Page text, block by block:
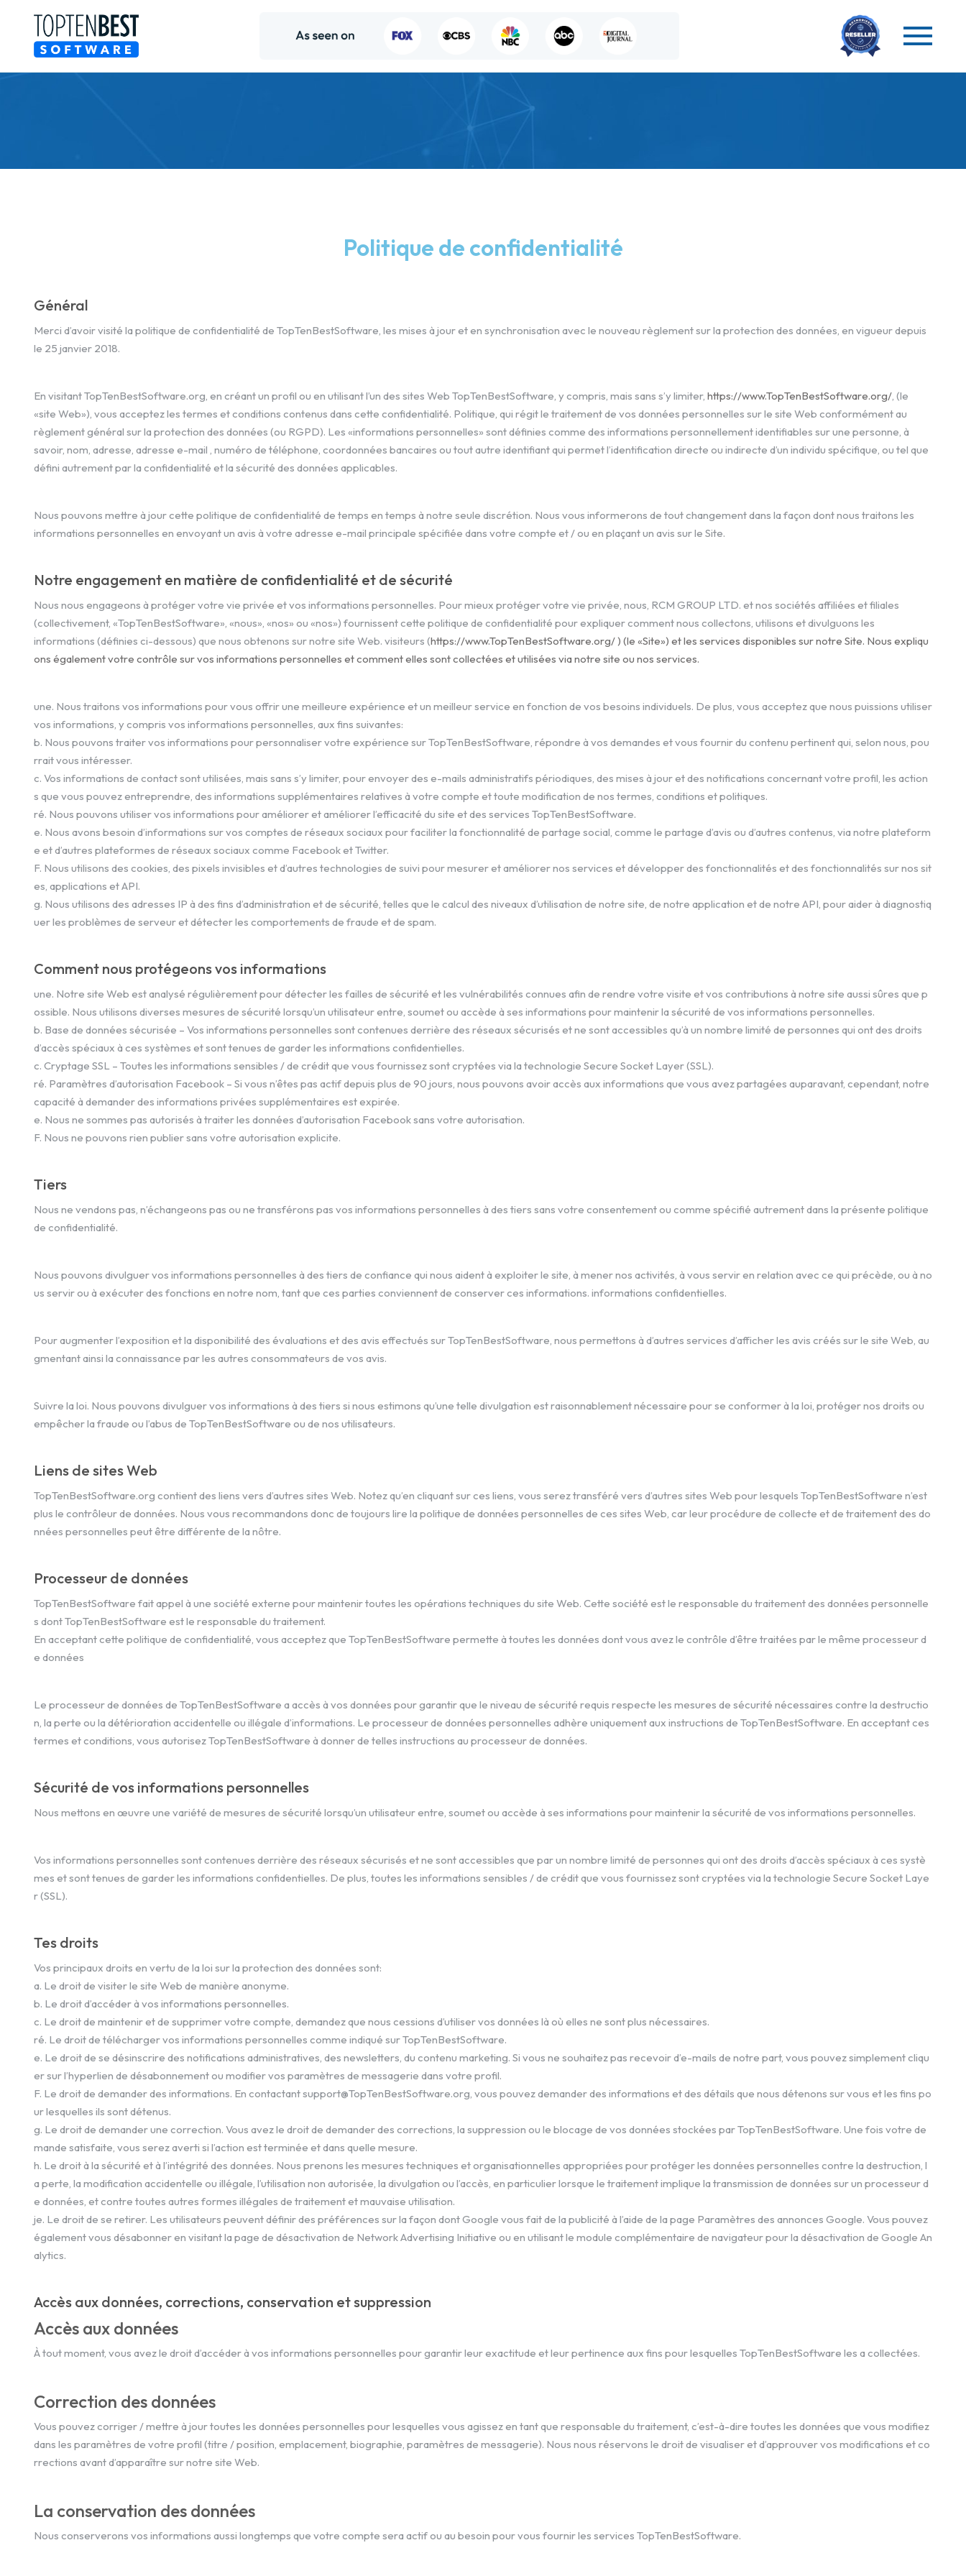
Politique de confidentialité
Général
Merci d’avoir visité la politique de confidentialité de TopTenBestSoftware, les mises à jour et en synchronisation avec le nouveau règlement sur la protection des données, en vigueur depuis
le 25 janvier 2018.
En visitant TopTenBestSoftware.org, en créant un profil ou en utilisant l’un des sites Web TopTenBestSoftware, y compris, mais sans s’y limiter, https://www.TopTenBestSoftware.org/, (le
«site Web»), vous acceptez les termes et conditions contenus dans cette confidentialité. Politique, qui régit le traitement de vos données personnelles sur le site Web conformément au
règlement général sur la protection des données (ou RGPD). Les «informations personnelles» sont définies comme des informations personnellement identifiables sur une personne, à
savoir, nom, adresse, adresse e-mail , numéro de téléphone, coordonnées bancaires ou tout autre identifiant qui permet l’identification directe ou indirecte d’un individu spécifique, ou tel que
défini autrement par la confidentialité et la sécurité des données applicables.
Nous pouvons mettre à jour cette politique de confidentialité de temps en temps à notre seule discrétion. Nous vous informerons de tout changement dans la façon dont nous traitons les
informations personnelles en envoyant un avis à votre adresse e-mail principale spécifiée dans votre compte et / ou en plaçant un avis sur le Site.
Notre engagement en matière de confidentialité et de sécurité
Nous nous engageons à protéger votre vie privée et vos informations personnelles. Pour mieux protéger votre vie privée, nous, RCM GROUP LTD. et nos sociétés affiliées et filiales
(collectivement, «TopTenBestSoftware», «nous», «nos» ou «nos») fournissent cette politique de confidentialité pour expliquer comment nous collectons, utilisons et divulguons les
informations (définies ci-dessous) que nous obtenons sur notre site Web. visiteurs (https://www.TopTenBestSoftware.org/ ) (le «Site») et les services disponibles sur notre Site. Nous expliqu
ons également votre contrôle sur vos informations personnelles et comment elles sont collectées et utilisées via notre site ou nos services.
une. Nous traitons vos informations pour vous offrir une meilleure expérience et un meilleur service en fonction de vos besoins individuels. De plus, vous acceptez que nous puissions utiliser
vos informations, y compris vos informations personnelles, aux fins suivantes:
b. Nous pouvons traiter vos informations pour personnaliser votre expérience sur TopTenBestSoftware, répondre à vos demandes et vous fournir du contenu pertinent qui, selon nous, pou
rrait vous intéresser.
c. Vos informations de contact sont utilisées, mais sans s’y limiter, pour envoyer des e-mails administratifs périodiques, des mises à jour et des notifications concernant votre profil, les action
s que vous pouvez entreprendre, des informations supplémentaires relatives à votre compte et toute modification de nos termes, conditions et politiques.
ré. Nous pouvons utiliser vos informations pour améliorer et améliorer l’efficacité du site et des services TopTenBestSoftware.
e. Nous avons besoin d’informations sur vos comptes de réseaux sociaux pour faciliter la fonctionnalité de partage social, comme le partage d’avis ou d’autres contenus, via notre plateform
e et d’autres plateformes de réseaux sociaux comme Facebook et Twitter.
F. Nous utilisons des cookies, des pixels invisibles et d’autres technologies de suivi pour mesurer et améliorer nos services et développer des fonctionnalités et des fonctionnalités sur nos sit
es, applications et API.
g. Nous utilisons des adresses IP à des fins d’administration et de sécurité, telles que le calcul des niveaux d’utilisation de notre site, de notre application et de notre API, pour aider à diagnostiq
uer les problèmes de serveur et détecter les comportements de fraude et de spam.
Comment nous protégeons vos informations
une. Notre site Web est analysé régulièrement pour détecter les failles de sécurité et les vulnérabilités connues afin de rendre votre visite et vos contributions à notre site aussi sûres que p
ossible. Nous utilisons diverses mesures de sécurité lorsqu’un utilisateur entre, soumet ou accède à ses informations pour maintenir la sécurité de vos informations personnelles.
b. Base de données sécurisée – Vos informations personnelles sont contenues derrière des réseaux sécurisés et ne sont accessibles qu’à un nombre limité de personnes qui ont des droits
d’accès spéciaux à ces systèmes et sont tenues de garder les informations confidentielles.
c. Cryptage SSL – Toutes les informations sensibles / de crédit que vous fournissez sont cryptées via la technologie Secure Socket Layer (SSL).
ré. Paramètres d’autorisation Facebook – Si vous n’êtes pas actif depuis plus de 90 jours, nous pouvons avoir accès aux informations que vous avez partagées auparavant, cependant, notre
capacité à demander des informations privées supplémentaires est expirée.
e. Nous ne sommes pas autorisés à traiter les données d’autorisation Facebook sans votre autorisation.
F. Nous ne pouvons rien publier sans votre autorisation explicite.
Tiers
Nous ne vendons pas, n’échangeons pas ou ne transférons pas vos informations personnelles à des tiers sans votre consentement ou comme spécifié autrement dans la présente politique
de confidentialité.
Nous pouvons divulguer vos informations personnelles à des tiers de confiance qui nous aident à exploiter le site, à mener nos activités, à vous servir en relation avec ce qui précède, ou à no
us servir ou à exécuter des fonctions en notre nom, tant que ces parties conviennent de conserver ces informations. informations confidentielles.
Pour augmenter l’exposition et la disponibilité des évaluations et des avis effectués sur TopTenBestSoftware, nous permettons à d’autres services d’afficher les avis créés sur le site Web, au
gmentant ainsi la connaissance par les autres consommateurs de vos avis.
Suivre la loi. Nous pouvons divulguer vos informations à des tiers si nous estimons qu’une telle divulgation est raisonnablement nécessaire pour se conformer à la loi, protéger nos droits ou
empêcher la fraude ou l’abus de TopTenBestSoftware ou de nos utilisateurs.
Liens de sites Web
TopTenBestSoftware.org contient des liens vers d’autres sites Web. Notez qu’en cliquant sur ces liens, vous serez transféré vers d’autres sites Web pour lesquels TopTenBestSoftware n’est
plus le contrôleur de données. Nous vous recommandons donc de toujours lire la politique de données personnelles de ces sites Web, car leur procédure de collecte et de traitement des do
nnées personnelles peut être différente de la nôtre.
Processeur de données
TopTenBestSoftware fait appel à une société externe pour maintenir toutes les opérations techniques du site Web. Cette société est le responsable du traitement des données personnelle
s dont TopTenBestSoftware est le responsable du traitement.
En acceptant cette politique de confidentialité, vous acceptez que TopTenBestSoftware permette à toutes les données dont vous avez le contrôle d’être traitées par le même processeur d
e données
Le processeur de données de TopTenBestSoftware a accès à vos données pour garantir que le niveau de sécurité requis respecte les mesures de sécurité nécessaires contre la destructio
n, la perte ou la détérioration accidentelle ou illégale d’informations. Le processeur de données personnelles adhère uniquement aux instructions de TopTenBestSoftware. En acceptant ces
termes et conditions, vous autorisez TopTenBestSoftware à donner de telles instructions au processeur de données.
Sécurité de vos informations personnelles
Nous mettons en œuvre une variété de mesures de sécurité lorsqu’un utilisateur entre, soumet ou accède à ses informations pour maintenir la sécurité de vos informations personnelles.
Vos informations personnelles sont contenues derrière des réseaux sécurisés et ne sont accessibles que par un nombre limité de personnes qui ont des droits d’accès spéciaux à ces systè
mes et sont tenues de garder les informations confidentielles. De plus, toutes les informations sensibles / de crédit que vous fournissez sont cryptées via la technologie Secure Socket Laye
r (SSL).
Tes droits
Vos principaux droits en vertu de la loi sur la protection des données sont:
a. Le droit de visiter le site Web de manière anonyme.
b. Le droit d’accéder à vos informations personnelles.
c. Le droit de maintenir et de supprimer votre compte, demandez que nous cessions d’utiliser vos données là où elles ne sont plus nécessaires.
ré. Le droit de télécharger vos informations personnelles comme indiqué sur TopTenBestSoftware.
e. Le droit de se désinscrire des notifications administratives, des newsletters, du contenu marketing. Si vous ne souhaitez pas recevoir d’e-mails de notre part, vous pouvez simplement cliqu
er sur l’hyperlien de désabonnement ou modifier vos paramètres de messagerie dans votre profil.
F. Le droit de demander des informations. En contactant support@TopTenBestSoftware.org, vous pouvez demander des informations et des détails que nous détenons sur vous et les fins po
ur lesquelles ils sont détenus.
g. Le droit de demander une correction. Vous avez le droit de demander des corrections, la suppression ou le blocage de vos données stockées par TopTenBestSoftware. Une fois votre de
mande satisfaite, vous serez averti si l’action est terminée et dans quelle mesure.
h. Le droit à la sécurité et à l’intégrité des données. Nous prenons les mesures techniques et organisationnelles appropriées pour protéger les données personnelles contre la destruction, l
a perte, la modification accidentelle ou illégale, l’utilisation non autorisée, la divulgation ou l’accès, en particulier lorsque le traitement implique la transmission de données sur un processeur d
e données, et contre toutes autres formes illégales de traitement et mauvaise utilisation.
je. Le droit de se retirer. Les utilisateurs peuvent définir des préférences sur la façon dont Google vous fait de la publicité à l’aide de la page Paramètres des annonces Google. Vous pouvez
également vous désabonner en visitant la page de désactivation de Network Advertising Initiative ou en utilisant le module complémentaire de navigateur pour la désactivation de Google An
alytics.
Accès aux données, corrections, conservation et suppression
Accès aux données
À tout moment, vous avez le droit d’accéder à vos informations personnelles pour garantir leur exactitude et leur pertinence aux fins pour lesquelles TopTenBestSoftware les a collectées.
Correction des données
Vous pouvez corriger / mettre à jour toutes les données personnelles pour lesquelles vous agissez en tant que responsable du traitement, c’est-à-dire toutes les données que vous modifiez
dans les paramètres de votre profil (titre / position, emplacement, biographie, paramètres de messagerie). Nous nous réservons le droit de visualiser et d’approuver vos modifications et co
rrections avant d’apparaître sur notre site Web.
La conservation des données
Nous conserverons vos informations aussi longtemps que votre compte sera actif ou au besoin pour vous fournir les services TopTenBestSoftware.